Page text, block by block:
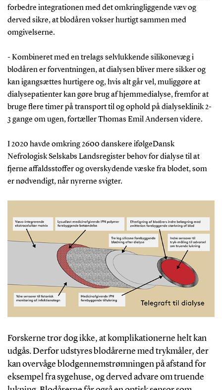
forbedre integrationen med det omkringliggende væv og
derved sikre, at blodåren vokser hurtigt sammen med
omgivelserne.
- Kombineret med en trelags selvlukkende silikonevæg i
blodåren er forventningen, at dialysen bliver mere sikker og
kan igangsættes hurtigere og, hvis alt går vel, muliggøre at
dialysepatienter kan gøre brug af hjemmedialyse, fremfor at
bruge flere timer på transport til og ophold på dialyseklinik 2-
3 gange om ugen, fortæller Thomas Emil Andersen videre.
I 2020 havde omkring 2600 danskere ifølgeDansk
Nefrologisk Selskabs Landsregister behov for dialyse til at
fjerne affaldsstoffer og overskydende væske fra blodet, som
er nødvendigt, når nyrerne svigter.
Forskerne tror dog ikke, at komplikationerne helt kan
udgås. Derfor udstyres blodårerne med trykmåler, der
kan overvåge blodgennemstrømningen på afstand for
eksempel fra sygehuse, og derved advare om truende